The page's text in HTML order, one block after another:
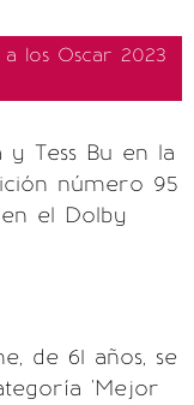
los Oscar 2023
y Tess Bu en la
número 95
el Dolby
de 61 años, se
'Mejor